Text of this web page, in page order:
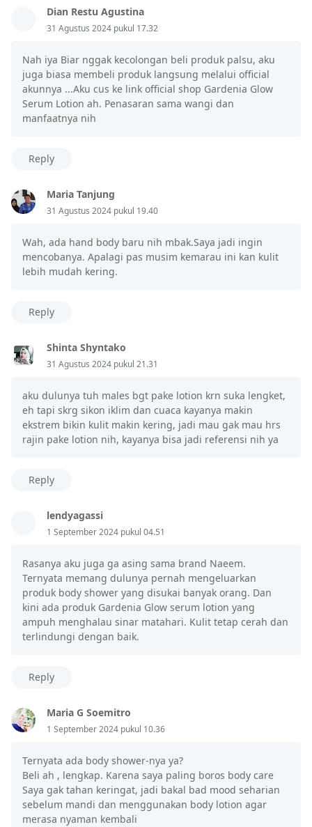
Dian Restu Agustina
31 Agustus 2024 pukul 17.32
Nah iya Biar nggak kecolongan beli produk palsu, aku
juga biasa membeli produk langsung melalui official
akunnya ...Aku cus ke link official shop Gardenia Glow
Serum Lotion ah. Penasaran sama wangi dan
manfaatnya nih
Reply
Maria Tanjung
31 Agustus 2024 pukul 19.40
Wah, ada hand body baru nih mbak.Saya jadi ingin
mencobanya. Apalagi pas musim kemarau ini kan kulit
lebih mudah kering.
Reply
Shinta Shyntako
31 Agustus 2024 pukul 21.31
aku dulunya tuh males bgt pake lotion krn suka lengket,
eh tapi skrg sikon iklim dan cuaca kayanya makin
ekstrem bikin kulit makin kering, jadi mau gak mau hrs
rajin pake lotion nih, kayanya bisa jadi referensi nih ya
Reply
lendyagassi
1 September 2024 pukul 04.51
Rasanya aku juga ga asing sama brand Naeem.
Ternyata memang dulunya pernah mengeluarkan
produk body shower yang disukai banyak orang. Dan
kini ada produk Gardenia Glow serum lotion yang
ampuh menghalau sinar matahari. Kulit tetap cerah dan
terlindungi dengan baik.
Reply
Maria G Soemitro
1 September 2024 pukul 10.36
Ternyata ada body shower-nya ya?
Beli ah , lengkap. Karena saya paling boros body care
Saya gak tahan keringat, jadi bakal bad mood seharian
sebelum mandi dan menggunakan body lotion agar
merasa nyaman kembali